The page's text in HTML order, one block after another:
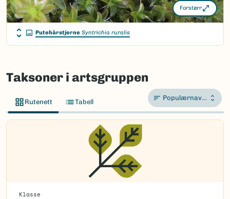
Forstørr
Putehårstjerne Syntrichia ruralis
Taksoner i artsgruppen
Rutenett Tabell Populærnavn A-Å
Klasse